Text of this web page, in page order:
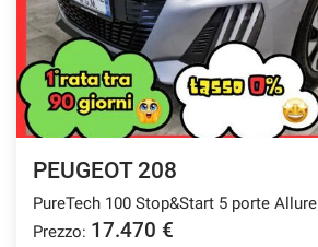
PEUGEOT 208
PureTech 100 Stop&Start 5 porte Allure
Prezzo: 17.470 €